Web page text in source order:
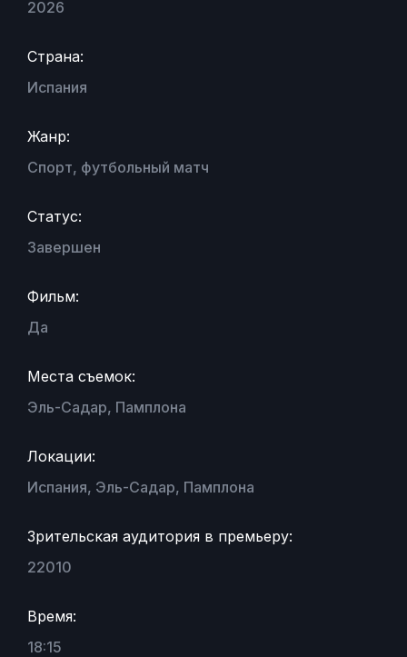
2026
Страна:
Испания
Жанр:
Спорт, футбольный матч
Статус:
Завершен
Фильм:
Да
Места съемок:
Эль-Садар, Памплона
Локации:
Испания, Эль-Садар, Памплона
Зрительская аудитория в премьеру:
22010
Время:
18:15